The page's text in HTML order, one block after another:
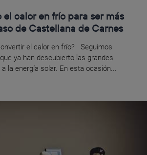
el calor en frío para ser más
de Castellana de Carnes
el calor en frío? Seguimos
ya han descubierto las grandes
la energía solar. En esta ocasión...